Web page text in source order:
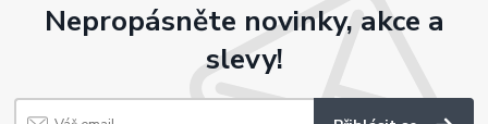
Nepropásněte novinky, akce a
slevy!